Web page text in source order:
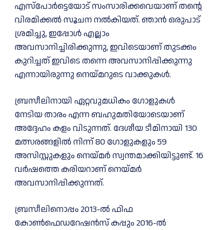
എസ്പോർട്ടെയോട് സംസാരിക്കവെയാണ് തന്റെ
വിരമിക്കൽ സൂചന നൽകിയത്. ഞാൻ ഒരുപാട്
ശ്രമിച്ചു, ഇപ്പോൾ എല്ലാം
അവസാനിച്ചിരിക്കുന്നു, ഇവിടെയാണ് തുടക്കം
കുറിച്ചത് ഇവിടെ തന്നെ അവസാനിപ്പിക്കുന്നു
എന്നായിരുന്നു നെയ്മറുടെ വാക്കുകൾ.
ബ്രസീലിനായി ഏറ്റവുമധികം ഗോളുകൾ
നേടിയ താരം എന്ന ബഹുമതിയോടെയാണ്
അദ്ദേഹം കളം വിടുന്നത്. ദേശീയ ടീമിനായി 130
മത്സരങ്ങളിൽ നിന്ന് 80 ഗോളുകളും 59
അസിസ്റ്റുകളും നെയ്മർ സ്വന്തമാക്കിയിട്ടുണ്ട്. 16
വർഷത്തെ കരിയറാണ് നെയ്മർ
അവസാനിപ്പിക്കുന്നത്.
ബ്രസീലിനൊപ്പം 2013-ൽ ഫിഫ
കോൺഫെഡറേഷൻസ് കപ്പും 2016-ൽ